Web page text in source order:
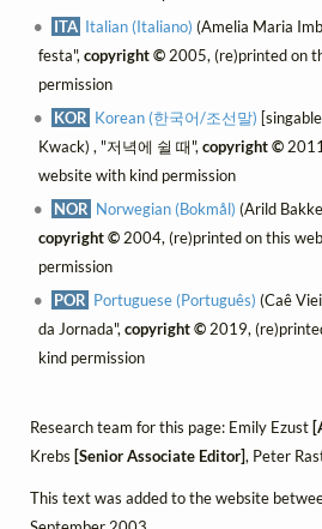
ITA Italian (Italiano) (Amelia Maria
festa", copyright ©2005, (re)printed on
permission
KOR Korean (한국어/조선말)
Kwack) , "저녁에 쉴 때", copyright ©
website with kind permission
NOR Norwegian (Bokmål) (Arild
copyright ©2004, (re)printed on this
permission
POR Portuguese (Português) (Caê
da Jornada",copyright ©2019,
kind permission
Research team for this page: Emily Ezust
Krebs [Senior Associate Editor], Peter
This text was added to the website